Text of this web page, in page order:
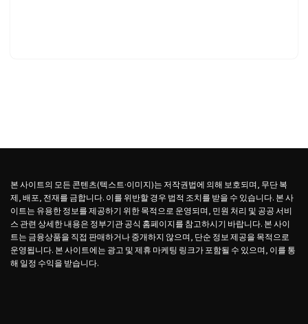
본 사이트의 모든 콘텐츠(텍스트·이미지)는 저작권법에 의해 보호되며, 무단 복
제, 배포, 전재를 금합니다. 이를 위반할 경우 법적 조치를 받을 수 있습니다. 본 사
이트는 유용한 정보를 제공하기 위한 목적으로 운영되며, 민원 처리 및 공공 서비
스 관련 상세한 내용은 정부기관 공식 홈페이지를 참고하시기 바랍니다. 본 사이
트는 금융상품을 직접 판매하거나 중개하지 않으며, 단순 정보 제공을 목적으로
운영됩니다. 본 사이트에는 광고 및 제휴 마케팅 링크가 포함될 수 있으며, 이를 통
해 일정 수익을 받습니다.